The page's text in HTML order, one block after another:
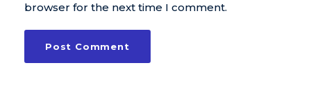
browser for the next time I comment.